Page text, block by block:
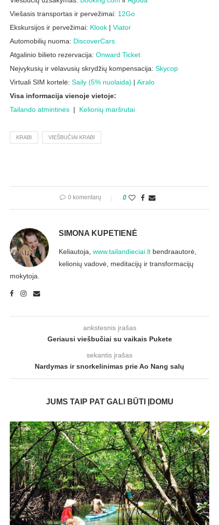
Viešasis transportas ir pervežimai: 12Go
Ekskursijos ir pervežimai: Klook | Viator
Automobilių nuoma: DiscoverCars
Atgalinio bilieto rezervacija: Onward Ticket
Neįvykusių ir vėlavusių skrydžių kompensacija: Skycop
Virtuali SIM kortelė: Saily (5% nuolaida) | Airalo
Visa informacija vienoje vietoje:
Tailando atmintinės | Kelionių maršrutai
KRABI VIEŠBUČIAI KRABI
0 komentarų 0
SIMONA KUPETIENĖ
Keliautoja, www.tailandieciai.lt bendraautorė,
kelionių vadovė, meditacijų ir transformacijų
mokytoja.
ankstesnis įrašas
Geriausi viešbučiai su vaikais Pukete
sekantis įrašas
Nardymas ir snorkelinimas prie Ao Nang salų
JUMS TAIP PAT GALI BŪTI ĮDOMU